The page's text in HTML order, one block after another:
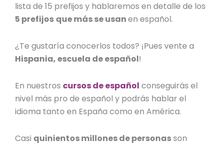
lista de 15 prefijos y hablaremos en detalle de los
5 prefijos que más se usanen español.
¿Te gustaría conocerlos todos? ¡Pues vente a
Hispania, escuela de español!
En nuestros cursos de español conseguirás el
nivel más pro de español y podrás hablar el
idioma tanto en España como en América.
Casi quinientos millones de personasson